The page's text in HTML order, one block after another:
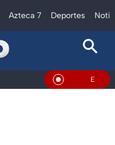
Azteca 7 Deportes
En Vivo